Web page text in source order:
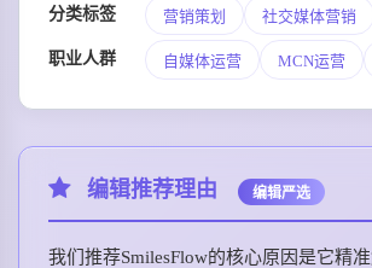
分类标签 营销策划 社交媒体营销
职业人群 自媒体运营 MCN运营
编辑推荐理由 编辑严选
我们推荐SmilesFlow的核心原因是它精